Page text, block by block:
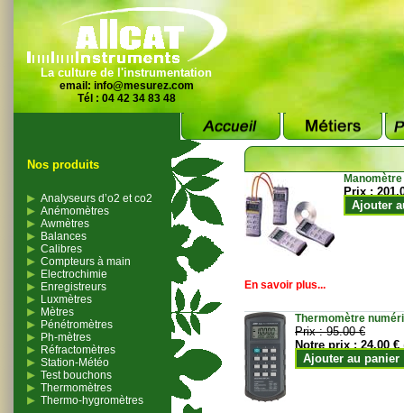
La culture de l'instrumentation
email: info@mesurez.com
Tél : 04 42 34 83 48
Nos produits
Analyseurs d’o2 et co2
Anémomètres
Awmètres
Balances
Calibres
Compteurs à main
Electrochimie
Enregistreurs
Luxmètres
Mètres
Pénétromètres
Ph-mètres
Réfractomètres
Station-Météo
Test bouchons
Thermomètres
Thermo-hygromètres
Prix :
Ajouter
En savoir plus...
Thermomètre
Prix :95.00 €
Notre prix :24.00 €
Ajouter au panier